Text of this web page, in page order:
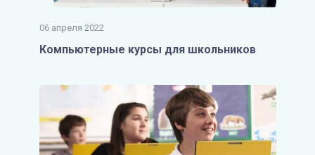
06 апреля 2022
Компьютерные курсы для школьников